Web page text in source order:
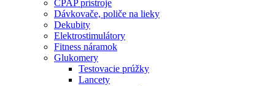
CPAP prístroje
Dávkovače, poliče na lieky
Dekubity
Elektrostimulátory
Fitness náramok
Glukomery
Testovacie prúžky
Lancety